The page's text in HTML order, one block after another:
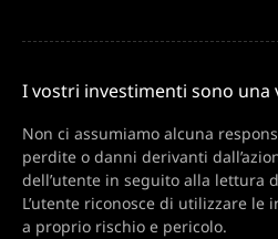
I vostri investimenti sono una
Non ci assumiamo alcuna
perdite o danni derivanti
dell’utente in seguito alla lettura
L’utente riconosce di utilizzare
a proprio rischio e pericolo.